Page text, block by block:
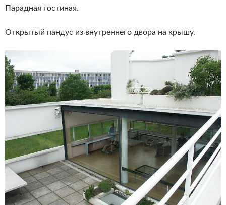
Парадная гостиная.
Открытый пандус из внутреннего двора на крышу.